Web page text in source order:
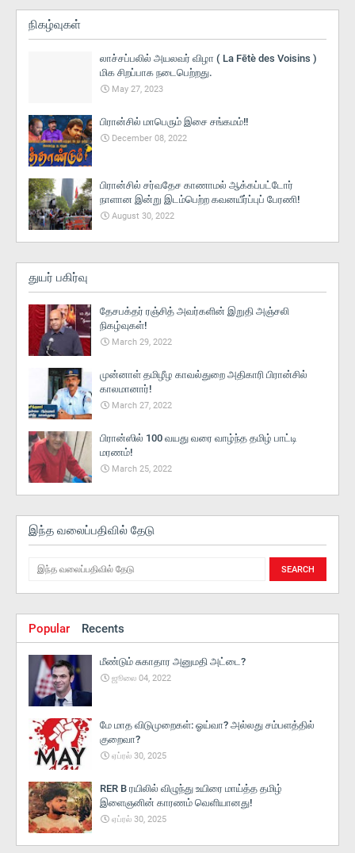
நிகழ்வுகள்
லாச்சப்பலில் அயலவர் விழா ( La Fētè des Voisins )
மிக சிறப்பாக நடைபெற்றது.
May 27, 2023
பிரான்சில் மாபெரும் இசை சங்கமம்!!
December 08, 2022
பிரான்சில் சர்வதேச காணாமல் ஆக்கப்பட்டோர்
நாளான இன்று இடம்பெற்ற கவனயீர்ப்புப் பேரணி!
August 30, 2022
துயர் பகிர்வு
தேசபக்தர் ரஞ்சித் அவர்களின் இறுதி அஞ்சலி
நிகழ்வுகள்!
March 29, 2022
முன்னாள் தமிழீழ காவல்துறை அதிகாரி பிரான்சில்
காலமானார்!
March 27, 2022
பிரான்ஸில் 100 வயது வரை வாழ்ந்த தமிழ் பாட்டி
மரணம்!
March 25, 2022
இந்த வலைப்பதிவில் தேடு
Popular Recents
மீண்டும் சுகாதார அனுமதி அட்டை?
ஜூலை 04, 2022
மே மாத விடுமுறைகள்: ஓய்வா? அல்லது சம்பளத்தில்
குறைவா?
ஏப்ரல் 30, 2025
RER B ரயிலில் விழுந்து உயிரை மாய்த்த தமிழ்
இளைஞனின் காரணம் வெளியானது!
ஏப்ரல் 30, 2025